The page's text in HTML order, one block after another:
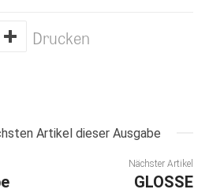
Drucken
Artikel dieser Ausgabe
Nächster Artikel
GLOSSE